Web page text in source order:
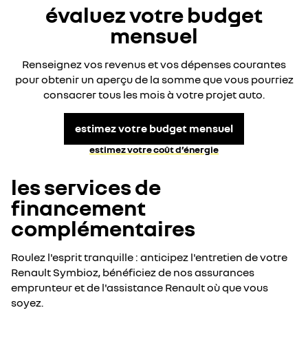
évaluez votre budget
mensuel
Renseignez vos revenus et vos dépenses courantes
pour obtenir un aperçu de la somme que vous pourriez
consacrer tous les mois à votre projet auto.
estimez votre budget mensuel
estimez votre coût d’énergie
les services de
financement
complémentaires
Roulez l'esprit tranquille : anticipez l'entretien de votre
Renault Symbioz, bénéficiez de nos assurances
emprunteur et de l'assistance Renault où que vous
soyez.